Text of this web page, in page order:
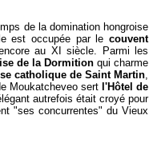
de la domination hongroise
est occupée par le couvent
au XI siècle. Parmi les
de la Dormition qui charme
catholique de Saint Martin,
Moukatcheveo sert l'Hôtel de
autrefois était croyé pour
"ses concurrentes" du Vieux